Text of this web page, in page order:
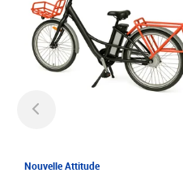
Nouvelle Attitude